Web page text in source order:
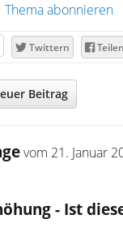
Thema abonnieren
Twittern Teilen
Beitrag
vom 21. Januar
- Ist